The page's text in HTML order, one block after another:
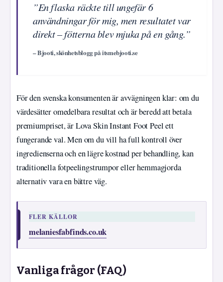
”En flaska räckte till ungefär 6
användningar för mig, men resultatet var
direkt – fötterna blev mjuka på en gång.”
– Bjooti, skönhetsblogg på itsmebjooti.se
För den svenska konsumenten är avvägningen klar: om du
värdesätter omedelbara resultat och är beredd att betala
premiumpriset, är Lova Skin Instant Foot Peel ett
fungerande val. Men om du vill ha full kontroll över
ingredienserna och en lägre kostnad per behandling, kan
traditionella fotpeelingstrumpor eller hemmagjorda
alternativ vara en bättre väg.
FLER KÄLLOR
melaniesfabfinds.co.uk
Vanliga frågor (FAQ)